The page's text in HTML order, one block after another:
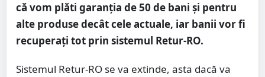
că vom plăti garanția de 50 de bani și pentru
alte produse decât cele actuale, iar banii vor fi
recuperați tot prin sistemul Retur-RO.
Sistemul Retur-RO se va extinde, asta dacă va